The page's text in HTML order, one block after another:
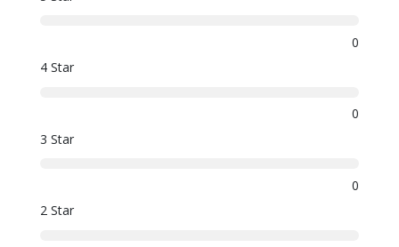
0
4 Star
0
3 Star
0
2 Star